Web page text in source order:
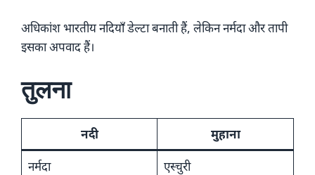
अधिकांश भारतीय नदियाँ डेल्टा बनाती हैं, लेकिन नर्मदा और तापी
इसका अपवाद हैं।
तुलना
नदी
मुहाना
नर्मदा
एस्चुरी